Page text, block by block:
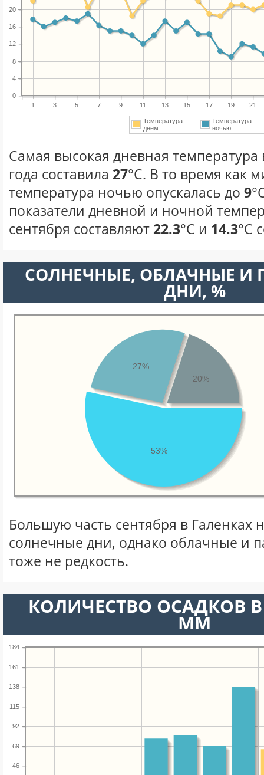
1 3 5 7 9 11 13 15 17 19 21
0
4
8
12
16
20
Температура
днем
Температура
ночью
Самая высокая дневная температура
года составила 27°С. В то время как
температура ночью опускалась до 9
показатели дневной и ночной
сентября составляют 22.3°С и 14.3°С
CОЛНЕЧНЫЕ, ОБЛАЧНЫЕ И
ДНИ, %
53%
27%
20%
Большую часть сентября в Галенках
солнечные дни, однако облачные и
тоже не редкость.
КОЛИЧЕСТВО ОСАДКОВ В
ММ
46
69
92
115
138
161
184